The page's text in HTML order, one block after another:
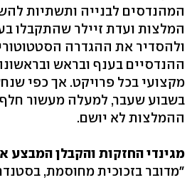
המהנדסים לבנייה ותשתיות
המלצות ועדת זיילר שהתקבלו
ולהסדיר את ההגדרה
ההנדסיים בענף ובראש
מקצועי בכל פרויקט. אך כפי
בשבוע שעבר, למעלה מעשור חלף
ההמלצות לא יושם.
מגינדי החזקות והקבלן המבצע
"מדובר בזכוכית מחוסמת,